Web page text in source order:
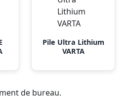
Pile Ultra Lithium
VARTA
de bureau.